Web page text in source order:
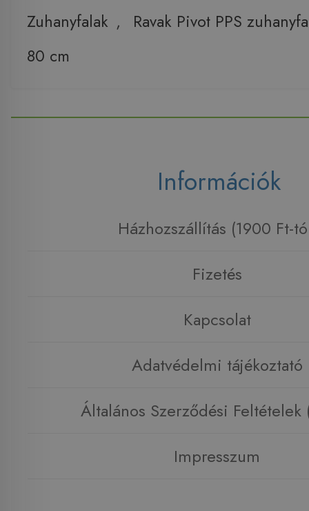
Zuhanyfalak ,
Ravak Pivot PPS
80 cm
Információk
Házhozszállítás (1900 Ft-
Fizetés
Kapcsolat
Adatvédelmi tájékoztató
Általános Szerződési Feltételek
Impresszum